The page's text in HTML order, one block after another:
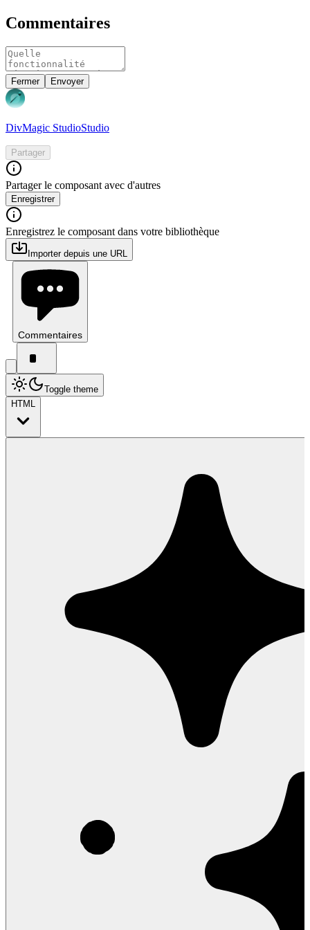
Commentaires
Fermer Envoyer
DivMagic StudioStudio
Partager
Partager le composant avec d'autres
Enregistrer
Enregistrez le composant dans votre bibliothèque
Importer depuis une URL
Commentaires
Toggle theme
HTML